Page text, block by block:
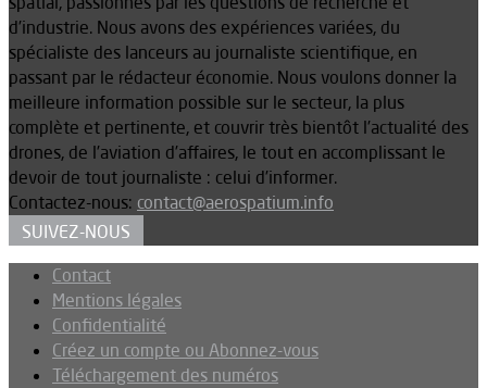
d’industrie. Nous avons des expériences variées, du
spécialiste des lanceurs au journaliste scientifique, en
passant par le rédacteur économie. Nous voulons donner la
meilleure information possible sur le secteur, la plus
complète et pertinente, et couvrir très bientôt l’actualité des
drones, de l’aviation d’affaires, le tout en accomplissant le
devoir de tout journaliste : celui d’informer.
Contactez-nous: contact@aerospatium.info
SUIVEZ-NOUS
Contact
Mentions légales
Confidentialité
Créez un compte ou Abonnez-vous
Téléchargement des numéros